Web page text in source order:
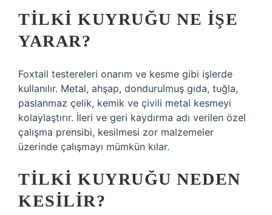
TILKI KUYRUĞU NE IŞE
YARAR?
Foxtail testereleri onarım ve kesme gibi işlerde
kullanılır. Metal, ahşap, dondurulmuş gıda, tuğla,
paslanmaz çelik, kemik ve çivili metal kesmeyi
kolaylaştırır. İleri ve geri kaydırma adı verilen özel
çalışma prensibi, kesilmesi zor malzemeler
üzerinde çalışmayı mümkün kılar.
TILKI KUYRUĞU NEDEN
KESILIR?